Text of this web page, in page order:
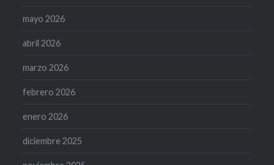
mayo 2026
abril 2026
marzo 2026
febrero 2026
enero 2026
diciembre 2025